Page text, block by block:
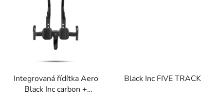
Integrovaná řídítka Aero
Black Inc carbon +
Black Inc FIVE TRACK